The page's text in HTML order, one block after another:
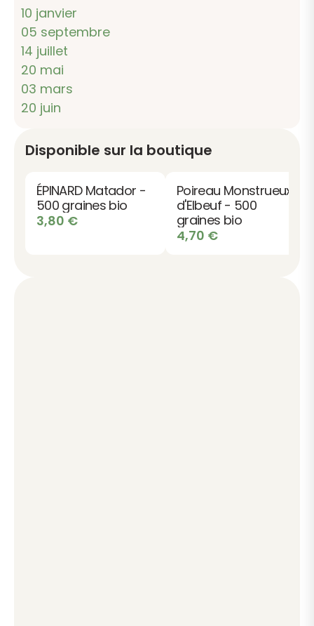
10 janvier
05 septembre
14 juillet
20 mai
03 mars
20 juin
Disponible sur la boutique
ÉPINARD Matador -
500 graines bio
3,80 €
Poireau Monstrueux
d'Elbeuf - 500
graines bio
4,70 €